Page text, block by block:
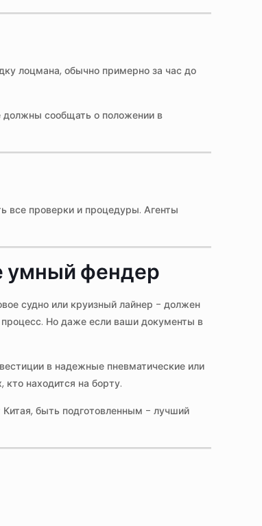
лоцмана, обычно примерно за час до
должны сообщать о положении в
все проверки и процедуры. Агенты
умный фендер
судно или круизный лайнер - должен
Но даже если ваши документы в
в надежные пневматические или
находится на борту.
Китая, быть подготовленным - лучший